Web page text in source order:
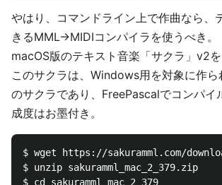
やはり、コマンドライン上で作曲なら、
きるMML→MIDIコンパイラを使うべき。
macOS版のテキスト音楽「サクラ」v2を
このサクラは、Windows用を対象に作ら
のサクラであり、FreePascalでコンパイ
成度はお墨付き。
$ wget https://sakuramml.com/
$ unzip sakuramml_mac_2_379.zip